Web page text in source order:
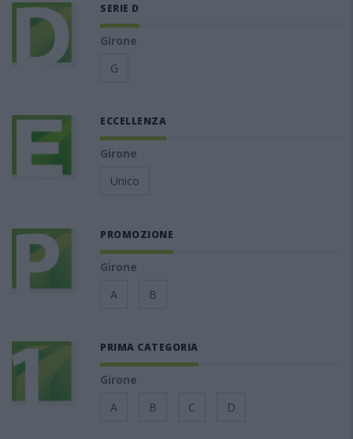
SERIE D
Girone
G
ECCELLENZA
Girone
Unico
PROMOZIONE
Girone
A
B
PRIMA CATEGORIA
Girone
A
B C D